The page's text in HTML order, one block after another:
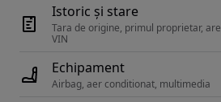
Istoric și stare
Tara de origine, primul proprietar, are
Echipament
Airbag, aer conditionat, multimedia